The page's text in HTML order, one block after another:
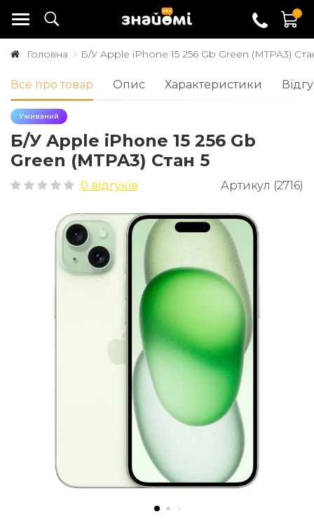
0
Головна Б/У Apple iPhone 15 256 Gb Green (MTPA3)
Все про товар Опис Характеристики
Уживаний
Б/У Apple iPhone 15 256 Gb
Green (MTPA3) Стан 5
0 відгуків Артикул (2716)